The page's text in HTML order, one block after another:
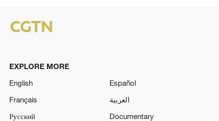
EXPLORE MORE
English
Español
Français
العربية
Русский
Documentary